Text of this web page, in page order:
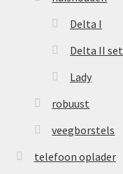
Delta I
Delta II set
Lady
robuust
veegborstels
telefoon oplader